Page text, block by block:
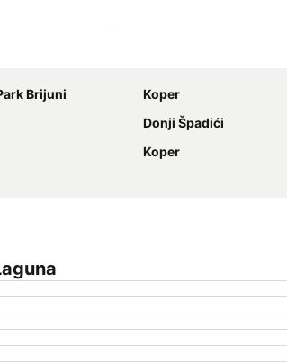
Brijuni
Koper
Donji Špadići
Koper